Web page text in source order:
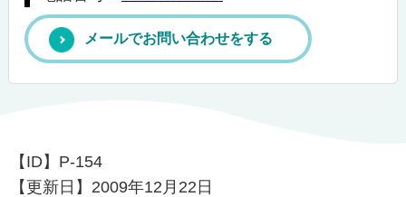
メールでお問い合わせをする
【ID】 P-154
【更新日】 2009年12月22日